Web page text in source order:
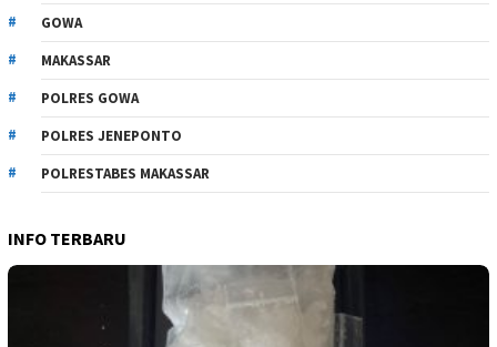
GOWA
MAKASSAR
POLRES GOWA
POLRES JENEPONTO
POLRESTABES MAKASSAR
INFO TERBARU